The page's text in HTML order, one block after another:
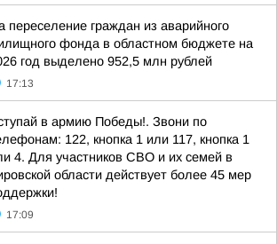
переселение граждан из аварийного
фонда в областном бюджете на
год выделено 952,5 млн рублей
17:13
в армию Победы!. Звони по
122, кнопка 1 или 117, кнопка 1
4. Для участников СВО и их семей в
области действует более 45 мер
17:09